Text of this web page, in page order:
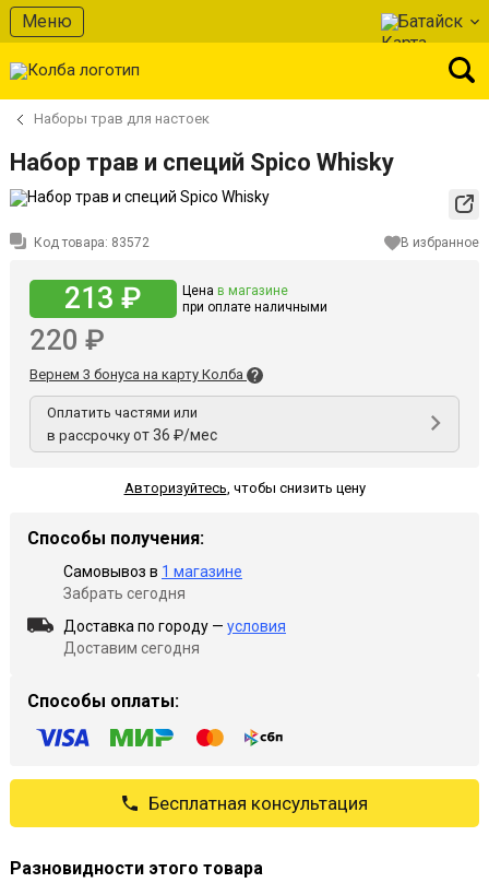
Меню Батайск
Наборы трав для настоек
Набор трав и специй Spico Whisky
Код товара: 83572 В избранное
213 ₽ Цена в магазине
при оплате наличными
220 ₽
Вернем 3 бонуса на карту Колба
Оплатить частями или
в рассрочку от 36 ₽/мес
Авторизуйтесь, чтобы снизить цену
Способы получения:
Самовывоз в 1 магазине
Забрать сегодня
Доставка по городу — условия
Доставим сегодня
Способы оплаты:
Бесплатная консультация
Разновидности этого товара